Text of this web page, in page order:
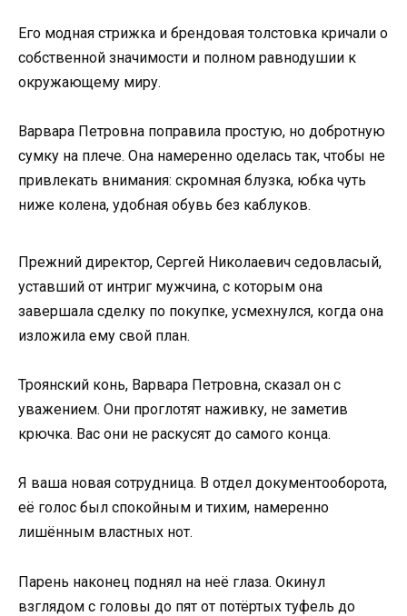
Его модная стрижка и брендовая толстовка кричали о
собственной значимости и полном равнодушии к
окружающему миру.
Варвара Петровна поправила простую, но добротную
сумку на плече. Она намеренно оделась так, чтобы не
привлекать внимания: скромная блузка, юбка чуть
ниже колена, удобная обувь без каблуков.
Прежний директор, Сергей Николаевич седовласый,
уставший от интриг мужчина, с которым она
завершала сделку по покупке, усмехнулся, когда она
изложила ему свой план.
Троянский конь, Варвара Петровна, сказал он с
уважением. Они проглотят наживку, не заметив
крючка. Вас они не раскусят до самого конца.
Я ваша новая сотрудница. В отдел документооборота,
её голос был спокойным и тихим, намеренно
лишённым властных нот.
Парень наконец поднял на неё глаза. Окинул
взглядом с головы до пят от потёртых туфель до